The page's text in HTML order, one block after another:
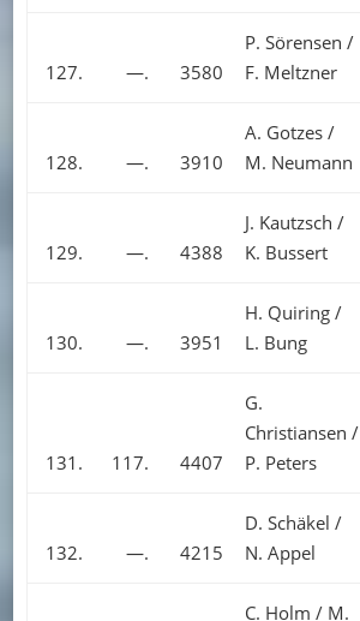
127. —. 3580
P. Sörensen /
F. Meltzner
128. —. 3910
A. Gotzes /
M. Neumann
129. —. 4388
J. Kautzsch /
K. Bussert
130. —. 3951
H. Quiring /
L. Bung
131. 117. 4407
G.
Christiansen /
P. Peters
132. —. 4215
D. Schäkel /
N. Appel
C. Holm / M.